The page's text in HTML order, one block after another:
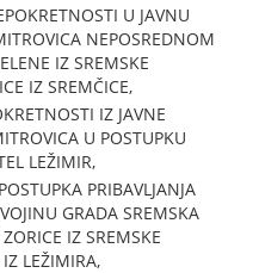
U JAVNU
NEPOSREDNOM
IZ SREMSKE
IZ SREMČICE,
IZ JAVNE
U POSTUPKU
LEŽIMIR,
PRIBAVLJANJA
GRADA SREMSKA
IZ SREMSKE
LEŽIMIRA,